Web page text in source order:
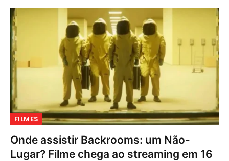
FILMES
Onde assistir Backrooms: um Não-
Lugar? Filme chega ao streaming em 16